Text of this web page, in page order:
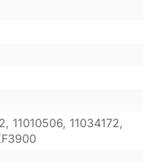
11010506, 11034172,